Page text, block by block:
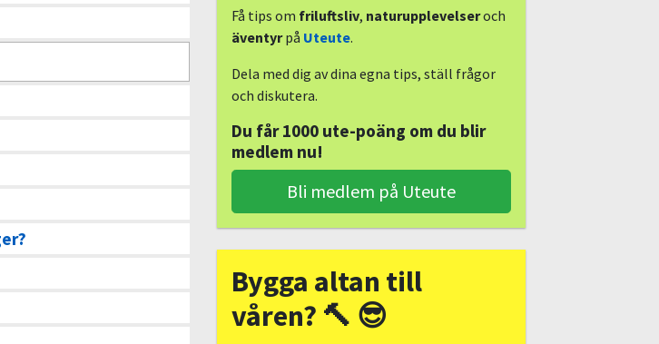
Få tips om friluftsliv, naturupplevelseroch
äventyrpå Uteute.
Dela med dig av dina egna tips, ställ frågor
och diskutera.
Du får 1000 ute-poäng om du blir
medlem nu!
Bli medlem på Uteute
Bygga altan till
våren? 🔨 😎